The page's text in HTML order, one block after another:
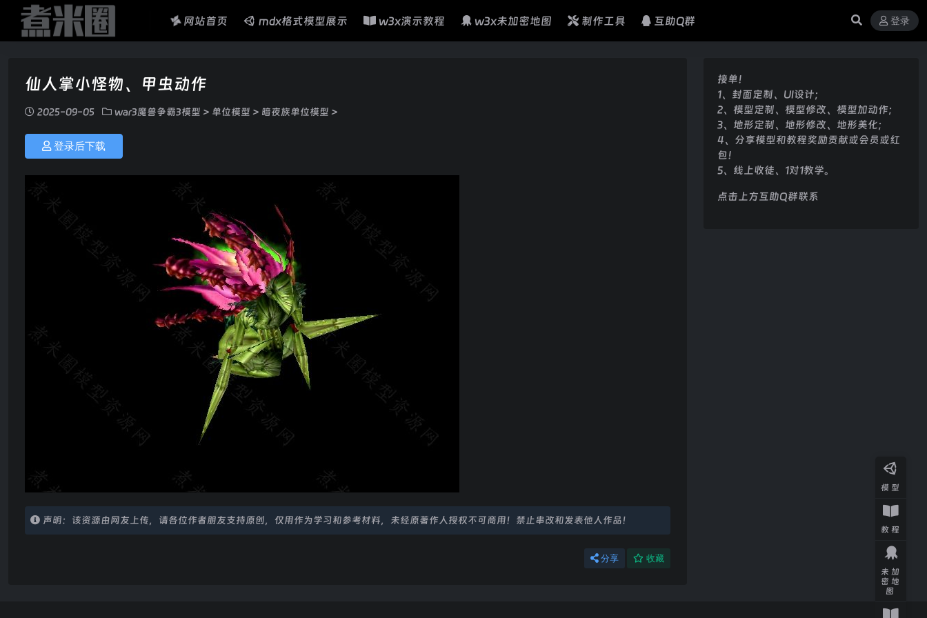
网站首页 mdx格式模型展示 w3x演示教程 w3x未加密地图 制作工具 互助Q群 登录
仙人掌小怪物、甲虫动作
2025-09-05 war3魔兽争霸3模型 > 单位模型 > 暗夜族单位模型 >
登录后下载
声明：该资源由网友上传，请各位作者朋友支持原创，仅用作为学习和参考材料，未经原著作人授权不可商用！禁止串改和发表他人作品！
分享 收藏
接单！
1、封面定制、UI设计；
2、模型定制、模型修改、模型加动作；
3、地形定制、地形修改、地形美化；
4、分享模型和教程奖励贡献或会员或红
包！
5、线上收徒、1对1教学。
点击上方互助Q群联系
模型
教程
未加
密地
图